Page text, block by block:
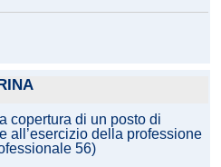
copertura di un posto di
all’esercizio della professione
56)